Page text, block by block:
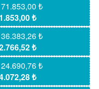
₺
₺
₺
₺
₺
₺